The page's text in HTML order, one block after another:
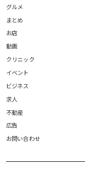
グルメ
まとめ
お店
動画
クリニック
イベント
ビジネス
求人
不動産
広告
お問い合わせ